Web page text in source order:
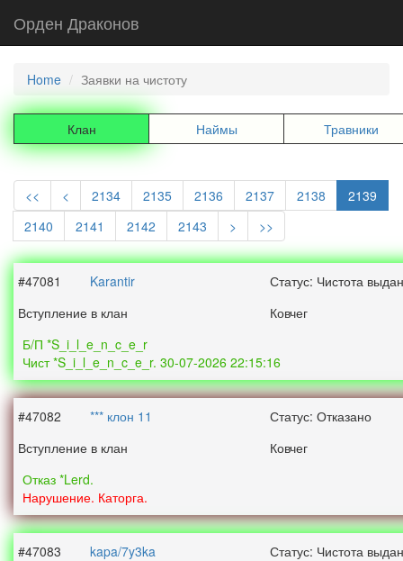
Орден Драконов
Home Заявки на чистоту
Клан Наймы Травники
<< < 2134 2135 2136 2137 2138
2139
2140
2141 2142 2143 > >>
#47081 Karantir
Статус: Чистота
Вступление в клан
Ковчег
Б/П *S_i_l_e_n_c_e_r
Чист *S_i_l_e_n_c_e_r. 30-07-2026 22:15:16
#47082 *** клон 11
Статус: Отказано
Вступление в клан
Ковчег
Отказ *Lerd.
Нарушение. Каторга.
#47083 kapa/7y3ka
Статус: Чистота